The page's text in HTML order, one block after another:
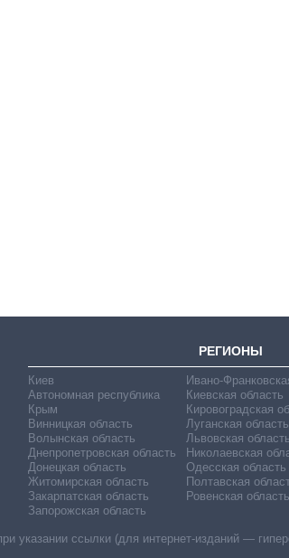
РЕГИОНЫ
Киев
Автономная республика
Крым
Винницкая область
Волынская область
Днепропетровская область
Донецкая область
Житомирская область
Закарпатская область
Запорожская область
Ивано-
Киевская область
Кировоградская
Луганская область
Львовская область
Николаевская
Одесская область
Полтавская
Ровенская область
указании ссылки (для интернет-изданий —